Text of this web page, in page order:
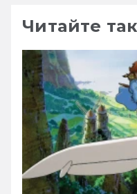
Читайте